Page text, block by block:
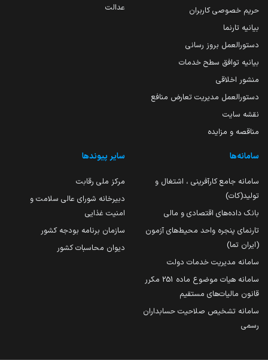
حریم خصوصی کاربران
بیانیه تارنما
دستورالعمل بروز رسانی
بیانیه توافق سطح خدمات
منشور اخلاقی
دستورالعمل مدیریت تعارض منافع
نقشه سایت
مناقصه و مزایده
عدالت
سامانه‌ها
سامانه جامع کارآفرینی ، اشتغال و
تولید(کات)
بانک داده‌های اقتصادی و مالی
تارنمای پنجره واحد محیط‌های آزمون
(ایران تما)
سامانه مدیریت خدمات دولت
سامانه هیات موضوع ماده 251 مکرر
قانون مالیات‌های مستقیم
سامانه تشخیص صلاحیت حسابداران
رسمی
سایر پیوندها
مرکز ملی رقابت
دبیرخانه شورای عالی سلامت و
امنیت غذایی
سازمان برنامه بودجه کشور
دیوان محاسبات کشور